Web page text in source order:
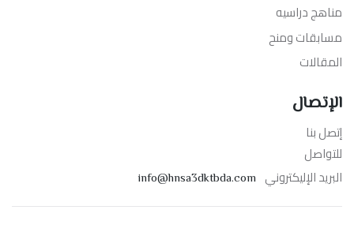
مناهج دراسيه
مسابقات ومنح
المقالات
الإتصال
إتصل بنا
للتواصل
البريد الإليكتروني info@hnsa3dktbda.com